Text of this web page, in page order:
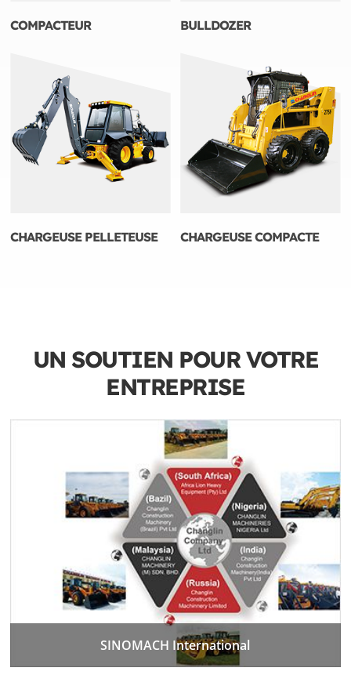
COMPACTEUR BULLDOZER
CHARGEUSE PELLETEUSE CHARGEUSE COMPACTE
UN SOUTIEN POUR VOTRE
ENTREPRISE
SINOMACH International